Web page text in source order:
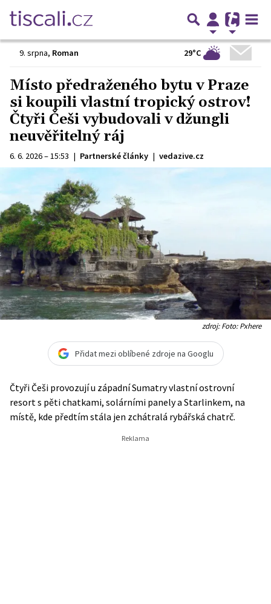
9. srpna, Roman 29°C
Místo předraženého bytu v Praze
si koupili vlastní tropický ostrov!
Čtyři Češi vybudovali v džungli
neuvěřitelný ráj
6. 6. 2026 – 15:53 | Partnerské články | vedazive.cz
zdroj: Foto: Pxhere
Přidat mezi oblíbené zdroje na Googlu
Čtyři Češi provozují u západní Sumatry vlastní ostrovní
resort s pěti chatkami, solárními panely a Starlinkem, na
místě, kde předtím stála jen zchátralá rybářská chatrč.